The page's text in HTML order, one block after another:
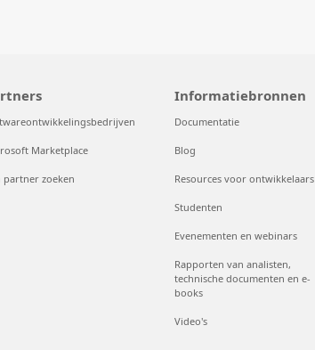
Marketplace
partner zoeken
Informatiebronnen
Documentatie
Blog
Resources voor ontwikkelaars
Studenten
Evenementen en webinars
Rapporten van analisten,
technische documenten en e-
books
Video's